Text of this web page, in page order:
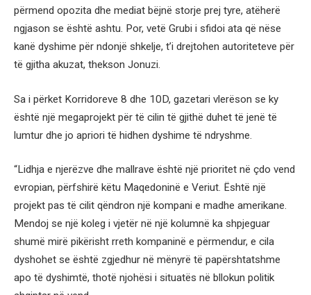
përmend opozita dhe mediat bëjnë storje prej tyre, atëherë
ngjason se është ashtu. Por, vetë Grubi i sfidoi ata që nëse
kanë dyshime për ndonjë shkelje, t’i drejtohen autoriteteve për
të gjitha akuzat, thekson Jonuzi.
Sa i përket Korridoreve 8 dhe 10D, gazetari vlerëson se ky
është një megaprojekt për të cilin të gjithë duhet të jenë të
lumtur dhe jo apriori të hidhen dyshime të ndryshme.
“Lidhja e njerëzve dhe mallrave është një prioritet në çdo vend
evropian, përfshirë këtu Maqedoninë e Veriut. Është një
projekt pas të cilit qëndron një kompani e madhe amerikane.
Mendoj se një koleg i vjetër në një kolumnë ka shpjeguar
shumë mirë pikërisht rreth kompaninë e përmendur, e cila
dyshohet se është zgjedhur në mënyrë të papërshtatshme
apo të dyshimtë, thotë njohësi i situatës në bllokun politik